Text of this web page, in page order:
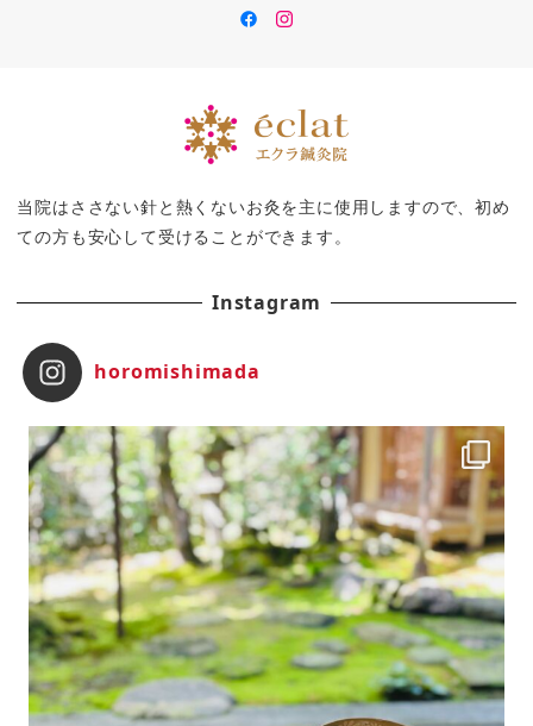
Facebook
insutaguramu
当院はささない針と熱くないお灸を主に使用しますので、初め
ての方も安心して受けることができます。
Instagram
horomishimada